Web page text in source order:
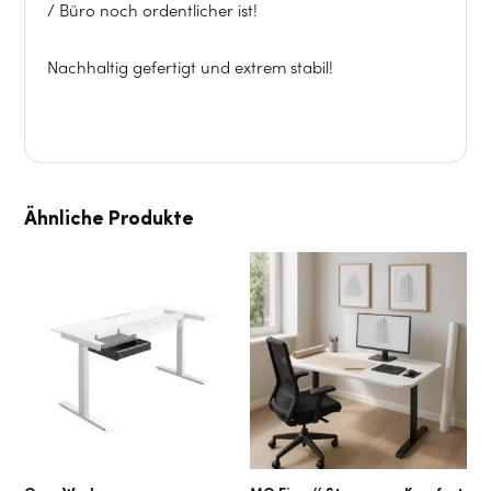
/ Büro noch ordentlicher ist!
Nachhaltig gefertigt und extrem stabil!
Ähnliche Produkte
mehrere
Varianten
Optionen